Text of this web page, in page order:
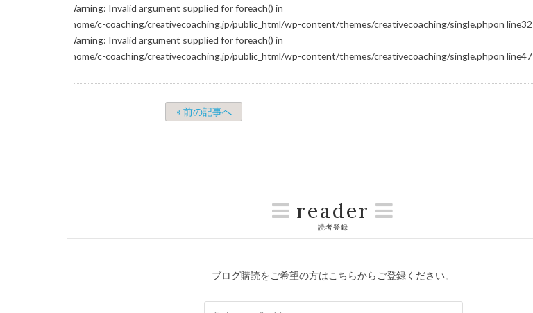
Warning: Invalid argument supplied for foreach() in
/home/c-coaching/creativecoaching.jp/public_html/wp-content/themes/creativecoaching/single.phpon line32
Warning: Invalid argument supplied for foreach() in
/home/c-coaching/creativecoaching.jp/public_html/wp-content/themes/creativecoaching/single.phpon line47
« 前の記事へ
reader
読者登録
ブログ購読をご希望の方はこちらからご登録ください。